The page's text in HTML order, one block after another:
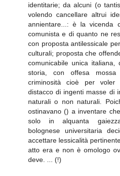
identitarie; da alcuni (o
volendo cancellare altrui
annientare...: è la vicenda
comunista e di quanto ne
con proposta antilessicale
culturali; proposta che
comunicabile unica
storia, con offesa
criminosità cioè per
distacco di ingenti masse di
naturali o non naturali.
ostinavano () a inventare
solo in alquanta
bolognese universitaria
accettare lessicalità
atto era e non è omologo
deve. ... (!)